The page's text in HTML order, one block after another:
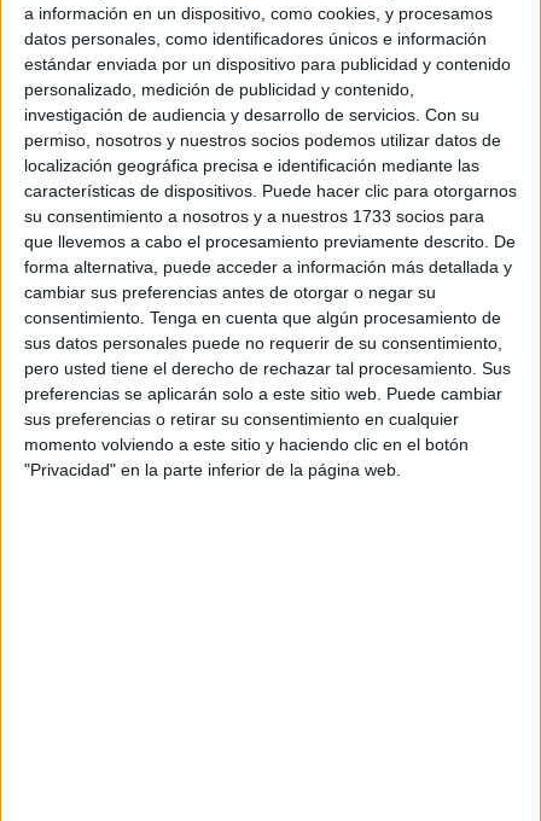
a información en un dispositivo, como cookies, y procesamos
datos personales, como identificadores únicos e información
estándar enviada por un dispositivo para publicidad y contenido
personalizado, medición de publicidad y contenido,
investigación de audiencia y desarrollo de servicios. Con su
permiso, nosotros y nuestros socios podemos utilizar datos de
localización geográfica precisa e identificación mediante las
características de dispositivos. Puede hacer clic para otorgarnos
su consentimiento a nosotros y a nuestros 1733 socios para
que llevemos a cabo el procesamiento previamente descrito. De
forma alternativa, puede acceder a información más detallada y
cambiar sus preferencias antes de otorgar o negar su
consentimiento. Tenga en cuenta que algún procesamiento de
sus datos personales puede no requerir de su consentimiento,
pero usted tiene el derecho de rechazar tal procesamiento. Sus
preferencias se aplicarán solo a este sitio web. Puede cambiar
sus preferencias o retirar su consentimiento en cualquier
momento volviendo a este sitio y haciendo clic en el botón
"Privacidad" en la parte inferior de la página web.
RelatedPosts
Qué pena, qué pena
HACE 4 HORAS
Defender a Ceuta, está por encima de las
siglas
HACE 4 HORAS
¡Rápido, rápido!: las mafias se forran
sacando inmigrantes de Ceuta
HACE 5 HORAS
Un inmigrante intenta la entrada en
Ceuta desde Marruecos en parapente